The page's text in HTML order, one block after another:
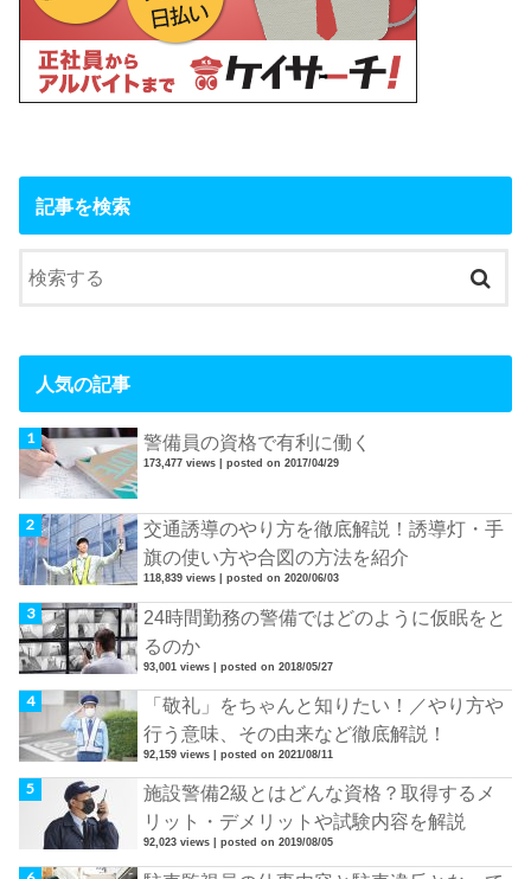
記事を検索
人気の記事
警備員の資格で有利に働く
173,477 views |posted on 2017/04/29
交通誘導のやり方を徹底解説！誘導灯・手
旗の使い方や合図の方法を紹介
118,839 views |posted on 2020/06/03
24時間勤務の警備ではどのように仮眠をと
るのか
93,001 views |posted on 2018/05/27
「敬礼」をちゃんと知りたい！／やり方や
行う意味、その由来など徹底解説！
92,159 views |posted on 2021/08/11
施設警備2級とはどんな資格？取得するメ
リット・デメリットや試験内容を解説
92,023 views |posted on 2019/08/05